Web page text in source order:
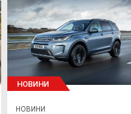
НОВИНИ
НОВИНИ